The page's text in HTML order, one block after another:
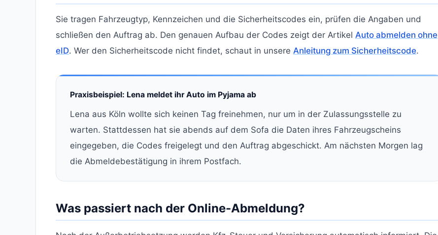
Sie tragen Fahrzeugtyp, Kennzeichen und die Sicherheitscodes ein, prüfen die Angaben und
schließen den Auftrag ab. Den genauen Aufbau der Codes zeigt der Artikel Auto abmelden ohne
eID. Wer den Sicherheitscode nicht findet, schaut in unsere Anleitung zum Sicherheitscode.
Praxisbeispiel: Lena meldet ihr Auto im Pyjama ab
Lena aus Köln wollte sich keinen Tag freinehmen, nur um in der Zulassungsstelle zu
warten. Stattdessen hat sie abends auf dem Sofa die Daten ihres Fahrzeugscheins
eingegeben, die Codes freigelegt und den Auftrag abgeschickt. Am nächsten Morgen lag
die Abmeldebestätigung in ihrem Postfach.
Was passiert nach der Online-Abmeldung?